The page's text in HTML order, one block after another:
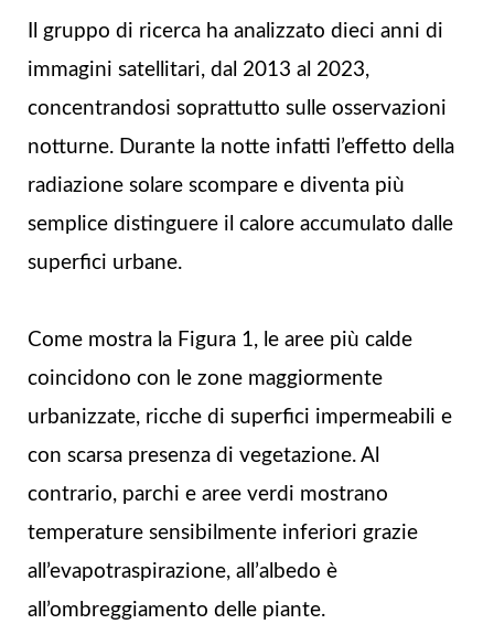
Il gruppo di ricerca ha analizzato dieci anni di
immagini satellitari, dal 2013 al 2023,
concentrandosi soprattutto sulle osservazioni
notturne. Durante la notte infatti l’effetto della
radiazione solare scompare e diventa più
semplice distinguere il calore accumulato dalle
superfici urbane.
Come mostra la Figura 1, le aree più calde
coincidono con le zone maggiormente
urbanizzate, ricche di superfici impermeabili e
con scarsa presenza di vegetazione. Al
contrario, parchi e aree verdi mostrano
temperature sensibilmente inferiori grazie
all’evapotraspirazione, all’albedo è
all’ombreggiamento delle piante.